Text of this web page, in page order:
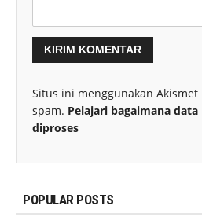
Situs ini menggunakan
spam. Pelajari bagaimana
diproses
POPULAR POSTS